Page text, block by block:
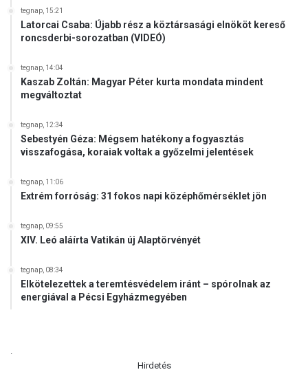
tegnap, 15:21
Latorcai Csaba: Újabb rész a köztársasági elnököt kereső
roncsderbi-sorozatban (VIDEÓ)
tegnap, 14:04
Kaszab Zoltán: Magyar Péter kurta mondata mindent
megváltoztat
tegnap, 12:34
Sebestyén Géza: Mégsem hatékony a fogyasztás
visszafogása, koraiak voltak a győzelmi jelentések
tegnap, 11:06
Extrém forróság: 31 fokos napi középhőmérséklet jön
tegnap, 09:55
XIV. Leó aláírta Vatikán új Alaptörvényét
tegnap, 08:34
Elkötelezettek a teremtésvédelem iránt – spórolnak az
energiával a Pécsi Egyházmegyében
.
Hirdetés